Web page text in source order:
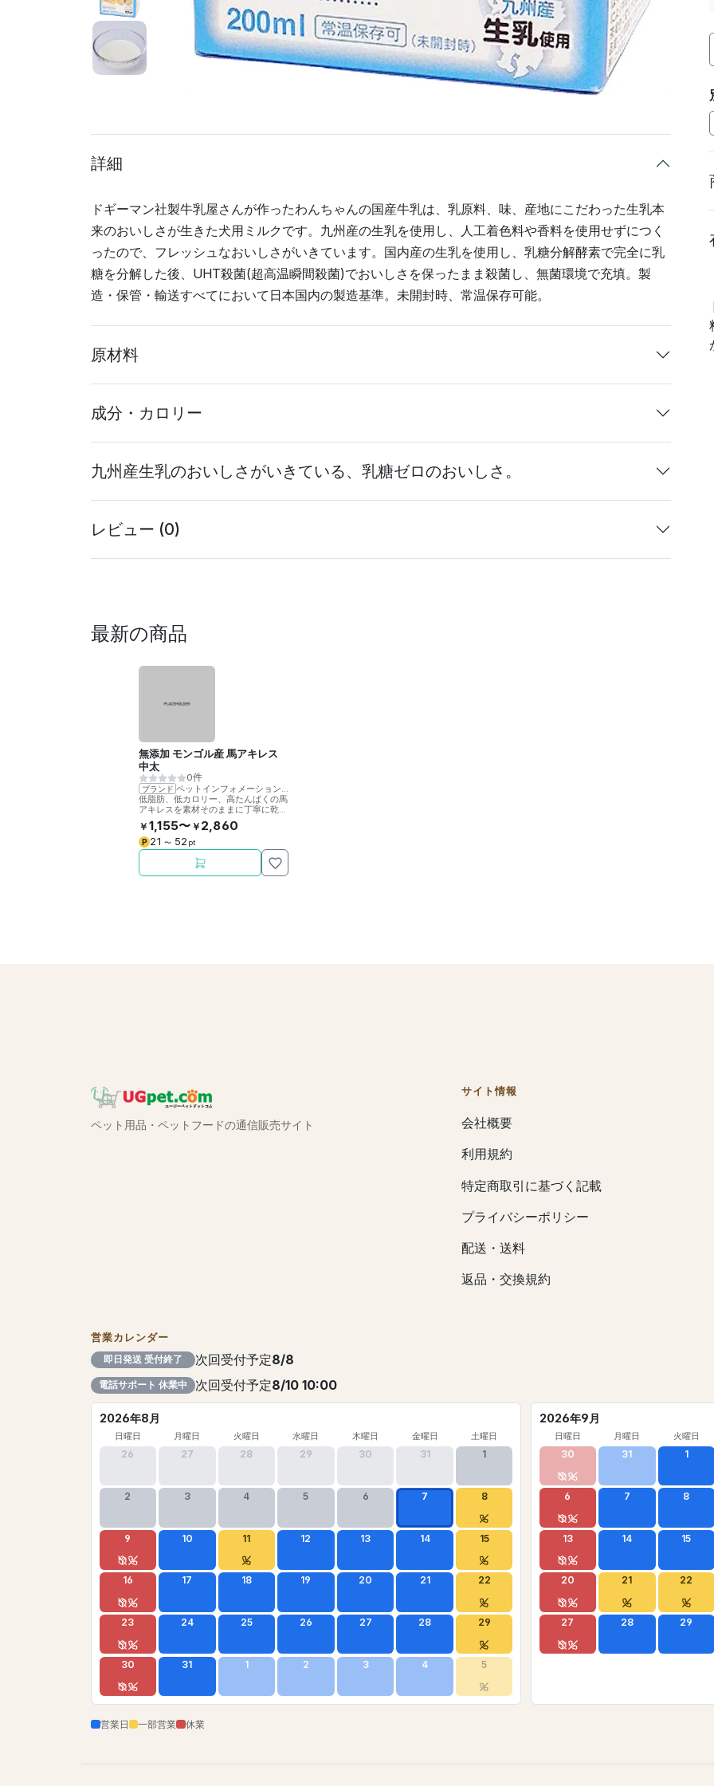
詳細
ドギーマン社製牛乳屋さんが作ったわんちゃんの国産牛乳は、乳原料、味、産地にこだわった生乳本
来のおいしさが生きた犬用ミルクです。九州産の生乳を使用し、人工着色料や香料を使用せずにつく
ったので、フレッシュなおいしさがいきています。国内産の生乳を使用し、乳糖分解酵素で完全に乳
糖を分解した後、UHT殺菌(超高温瞬間殺菌)でおいしさを保ったまま殺菌し、無菌環境で充填。製
造・保管・輸送すべてにおいて日本国内の製造基準。未開封時、常温保存可能。
原材料
成分・カロリー
九州産生乳のおいしさがいきている、乳糖ゼロのおいしさ。
レビュー (0)
最新の商品
無添加 モンゴル産 馬アキレス
中太
0件
ブランド
ペットインフォメーションラック
低脂肪、低カロリー、高たんぱくの馬
アキレスを素材そのままに丁寧に乾燥
させました。噛むことで歯の健康をサ
ポート。
￥ 1,155〜 ￥ 2,860
P 21 〜 52 pt
ペット用品・ペットフードの通信販売サイト
サイト情報
会社概要
利用規約
特定商取引に基づく記載
プライバシーポリシー
配送・送料
返品・交換規約
営業カレンダー
即日発送 受付終了 次回受付予定8/8
電話サポート 休業中 次回受付予定8/10 10:00
2026年8月
日曜日 月曜日 火曜日 水曜日 木曜日 金曜日 土曜日
26 27 28 29 30 31 1
2 3 4 5 6 7 8
9 10 11 12 13 14 15
16 17 18 19 20 21 22
23 24 25 26 27 28 29
30 31 1 2 3 4 5
2026年9月
日曜日 月曜日 火曜日
30 31 1
6 7 8
13 14 15
20 21 22
27 28 29
営業日 一部営業 休業